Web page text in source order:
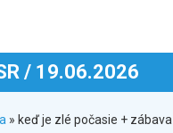
/ 19.06.2026
» keď je zlé počasie +